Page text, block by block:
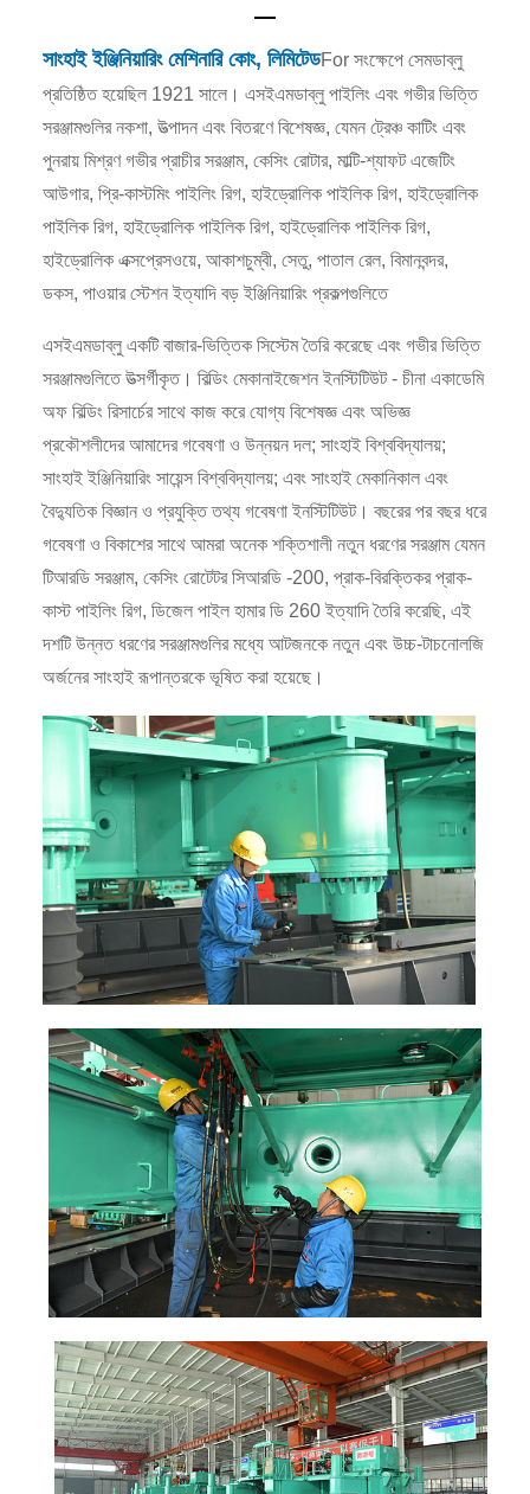
সাংহাই ইঞ্জিনিয়ারিং মেশিনারি কোং, লিমিটেডFor সংক্ষেপে সেমডাব্লু
প্রতিষ্ঠিত হয়েছিল 1921 সালে। এসইএমডাব্লু পাইলিং এবং গভীর ভিত্তি
সরঞ্জামগুলির নকশা, উত্পাদন এবং বিতরণে বিশেষজ্ঞ, যেমন ট্রেঞ্চ কাটিং এবং
পুনরায় মিশ্রণ গভীর প্রাচীর সরঞ্জাম, কেসিং রোটার, মাল্টি-শ্যাফট এজেটিং
আউগার, প্রি-কাস্টমিং পাইলিং রিগ, হাইড্রোলিক পাইলিক রিগ, হাইড্রোলিক
পাইলিক রিগ, হাইড্রোলিক পাইলিক রিগ, হাইড্রোলিক পাইলিক রিগ,
হাইড্রোলিক এক্সপ্রেসওয়ে, আকাশচুম্বী, সেতু, পাতাল রেল, বিমানবন্দর,
ডকস, পাওয়ার স্টেশন ইত্যাদি বড় ইঞ্জিনিয়ারিং প্রকল্পগুলিতে
এসইএমডাব্লু একটি বাজার-ভিত্তিক সিস্টেম তৈরি করেছে এবং গভীর ভিত্তি
সরঞ্জামগুলিতে উত্সর্গীকৃত। বিল্ডিং মেকানাইজেশন ইনস্টিটিউট - চীনা একাডেমি
অফ বিল্ডিং রিসার্চের সাথে কাজ করে যোগ্য বিশেষজ্ঞ এবং অভিজ্ঞ
প্রকৌশলীদের আমাদের গবেষণা ও উন্নয়ন দল; সাংহাই বিশ্ববিদ্যালয়;
সাংহাই ইঞ্জিনিয়ারিং সায়েন্স বিশ্ববিদ্যালয়; এবং সাংহাই মেকানিকাল এবং
বৈদ্যুতিক বিজ্ঞান ও প্রযুক্তি তথ্য গবেষণা ইনস্টিটিউট। বছরের পর বছর ধরে
গবেষণা ও বিকাশের সাথে আমরা অনেক শক্তিশালী নতুন ধরণের সরঞ্জাম যেমন
টিআরডি সরঞ্জাম, কেসিং রোটেটর সিআরডি -200, প্রাক-বিরক্তিকর প্রাক-
কাস্ট পাইলিং রিগ, ডিজেল পাইল হামার ডি 260 ইত্যাদি তৈরি করেছি, এই
দশটি উন্নত ধরণের সরঞ্জামগুলির মধ্যে আটজনকে নতুন এবং উচ্চ-টাচনোলজি
অর্জনের সাংহাই রূপান্তরকে ভূষিত করা হয়েছে।